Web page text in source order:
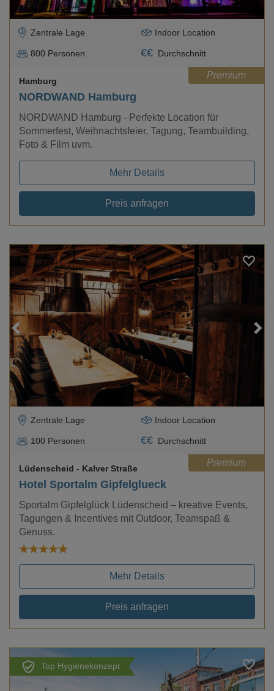
Zentrale Lage Indoor Location
800 Personen €€ Durchschnitt
Premium
NORDWAND Hamburg
Hamburg
NORDWAND Hamburg - Perfekte Location für
Sommerfest, Weihnachtsfeier, Tagung, Teambuilding,
Foto & Film uvm.
Mehr Details
Preis anfragen
Zentrale Lage Indoor Location
100 Personen €€ Durchschnitt
Premium
Hotel Sportalm Gipfelglueck
Lüdenscheid - Kalver Straße
Sportalm Gipfelglück Lüdenscheid – kreative Events,
Tagungen & Incentives mit Outdoor, Teamspaß &
Genuss.
Mehr Details
Preis anfragen
Top Hygienekonzept